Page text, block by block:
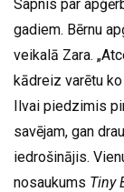
Sapnis par
gadiem. Bērnu
veikalā Zara.
kādreiz varētu
Ilvai piedzimis
savējam, gan
iedrošinājis.
nosaukums Tiny